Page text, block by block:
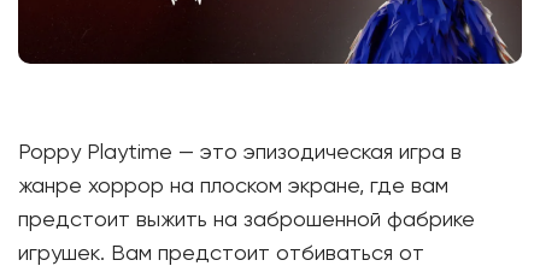
Poppy Playtime — это эпизодическая игра в
жанре хоррор на плоском экране, где вам
предстоит выжить на заброшенной фабрике
игрушек. Вам предстоит отбиваться от